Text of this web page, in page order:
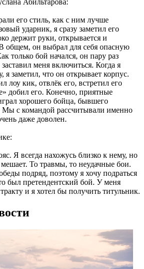
Абильтарова:
его стиль, как с ним лучше
ударник, я сразу заметил его
держит руки, открывается и
В общем, он выбрал для себя опасную
только бой начался, он пару раз
меня включиться. Когда я
я заметил, что он открывает корпус.
лоу кик, отвлёк его, встретил его
добил его. Конечно, приятные
хорошего бойца, бывшего
Мы с командой рассчитывали именно
даже доволен.
Я всегда нахожусь близко к нему, но
То травмы, то неудачные бои.
подряд, поэтому я хочу подраться
был претендентский бой. У меня
и я хотел бы получить титульник.